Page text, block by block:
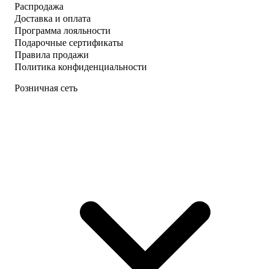
Распродажа
Доставка и оплата
Программа лояльности
Подарочные сертификаты
Правила продажи
Политика конфиденциальности
Розничная сеть